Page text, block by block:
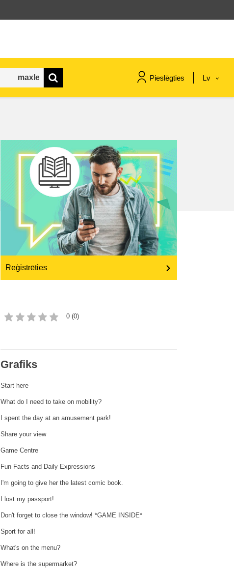
Pieslēgties Lv
migration & integration
nutrition, health & wellbeing
public sector leadership,
innovation & knowledge sharing
transport & infrastructure
Reģistrēties
0 (0)
Grafiks
Start here
What do I need to take on mobility?
I spent the day at an amusement park!
Share your view
Game Centre
Fun Facts and Daily Expressions
I'm going to give her the latest comic book.
I lost my passport!
Don't forget to close the window! *GAME INSIDE*
Sport for all!
What's on the menu?
Where is the supermarket?